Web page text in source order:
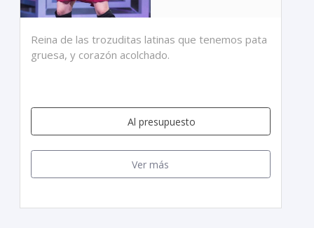
Reina de las trozuditas latinas que tenemos pata
gruesa, y corazón acolchado.
Al presupuesto
Ver más